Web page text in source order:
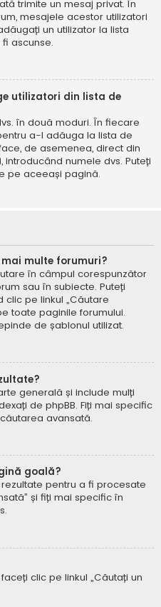
trimite un mesaj privat. În
mesajele acestor utilizatori
un utilizator la lista
ascunse.
utilizatori din lista de
în două moduri. În fiecare
a-l adăuga la lista de
de asemenea, direct din
introducând numele dvs. Puteți
pe aceeași pagină.
multe forumuri?
în câmpul corespunzător
sau în subiecte. Puteți
pe linkul „Căutare
toate paginile forumului.
de șablonul utilizat.
generală și include mulți
de phpBB. Fiți mai specific
avansată.
goală?
pentru a fi procesate
și fiți mai specific în
clic pe linkul „Căutați un